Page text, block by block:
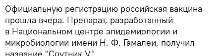
Официальную регистрацию российская вакцина
прошла вчера. Препарат, разработанный
в Национальном центре эпидемиологии и
микробиологии имени Н. Ф. Гамалеи, получил
название "Спутник V".